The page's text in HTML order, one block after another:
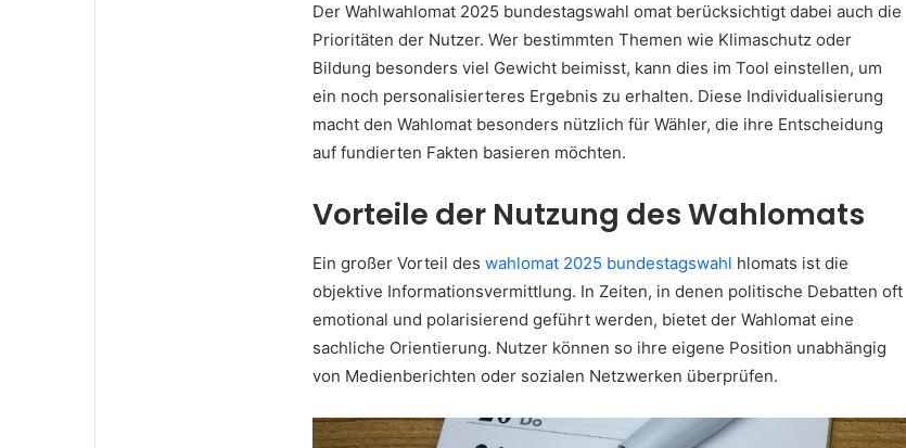
Der Wahlwahlomat 2025 bundestagswahl omat berücksichtigt dabei auch die
Prioritäten der Nutzer. Wer bestimmten Themen wie Klimaschutz oder
Bildung besonders viel Gewicht beimisst, kann dies im Tool einstellen, um
ein noch personalisierteres Ergebnis zu erhalten. Diese Individualisierung
macht den Wahlomat besonders nützlich für Wähler, die ihre Entscheidung
auf fundierten Fakten basieren möchten.
Vorteile der Nutzung des Wahlomats
Ein großer Vorteil des wahlomat 2025 bundestagswahl hlomats ist die
objektive Informationsvermittlung. In Zeiten, in denen politische Debatten oft
emotional und polarisierend geführt werden, bietet der Wahlomat eine
sachliche Orientierung. Nutzer können so ihre eigene Position unabhängig
von Medienberichten oder sozialen Netzwerken überprüfen.